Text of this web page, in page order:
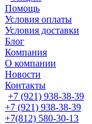
Помощь
Условия оплаты
Условия доставки
Блог
Компания
О компании
Новости
Контакты
+7 (921) 938-38-39
+7 (921) 938-38-39
+7(812) 580-30-13